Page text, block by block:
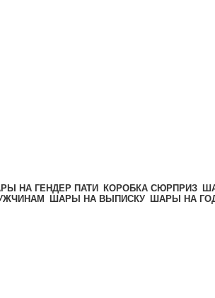
НА ГЕНДЕР ПАТИ КОРОБКА СЮРПРИЗ
ШАРЫ НА ВЫПИСКУ ШАРЫ НА